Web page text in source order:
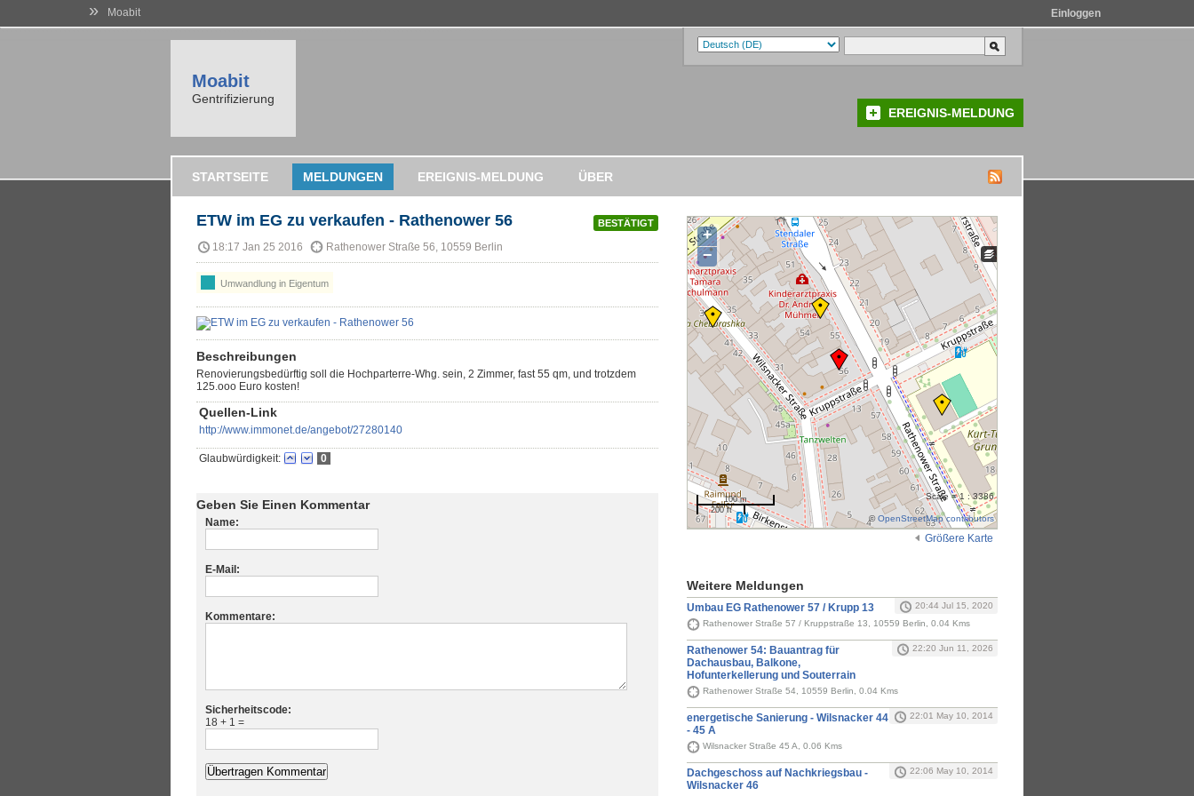
» Moabit Einloggen
Moabit
Gentrifizierung
EREIGNIS-MELDUNG
STARTSEITE MELDUNGEN EREIGNIS-MELDUNG ÜBER
BESTÄTIGT
ETW im EG zu verkaufen - Rathenower 56
18:17 Jan 25 2016 Rathenower Straße 56, 10559 Berlin
Umwandlung in Eigentum
Beschreibungen
Renovierungsbedürftig soll die Hochparterre-Whg. sein, 2 Zimmer, fast 55 qm, und trotzdem
125.ooo Euro kosten!
Quellen-Link
http://www.immonet.de/angebot/27280140
Glaubwürdigkeit: 0
Geben Sie Einen Kommentar
Name:
E-Mail:
Kommentare:
Sicherheitscode:
18 + 1 =
+
−
100 m
200 ft
Scale = 1 : 3386
©OpenStreetMap contributors
Größere Karte
Weitere Meldungen
Umbau EG Rathenower 57 / Krupp 13
20:44 Jul 15, 2020
Rathenower Straße 57 / Kruppstraße 13, 10559 Berlin, 0.04 Kms
Rathenower 54: Bauantrag für
Dachausbau, Balkone,
Hofunterkellerung und Souterrain
22:20 Jun 11, 2026
Rathenower Straße 54, 10559 Berlin, 0.04 Kms
energetische Sanierung - Wilsnacker 44
- 45 A
22:01 May 10, 2014
Wilsnacker Straße 45 A, 0.06 Kms
Dachgeschoss auf Nachkriegsbau -
Wilsnacker 46
22:06 May 10, 2014